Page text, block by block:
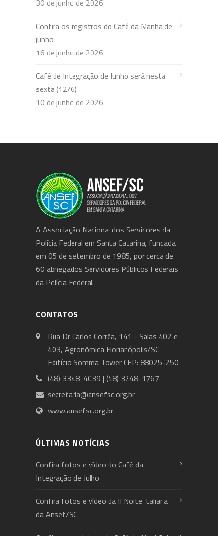
30 de junho de 2026
Confira os registros do Café da Manhã de
junho
16 de junho de 2026
Café de Integração de Junho será nesta
sexta (12/6)
10 de junho de 2026
A Associação Nacional dos Servidores da
Polícia Federal em Santa Catarina, fundada
em 05 de setembro de 1985, por cerca de
60 abnegados Servidores Públicos Federais
da Polícia Federal.
CONTATOS
Rua Dr Carlos Corrêa, 141 - Salas 402 e
403, Agronômica Florianópolis/SC
Edifício Somma Tower CEP: 88025-250
(48) 3348-4039 | (48) 3248-1767
secretaria@ansefsc.org.br
www.ansefsc.org.br
ÚLTIMAS NOTÍCIAS
Confira fotos e vídeo do Café da
Integração de Julho
Confira fotos e vídeo da II Noite Italiana
da Ansef/SC